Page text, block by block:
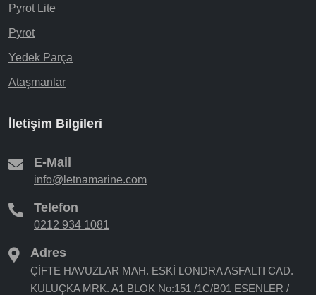
Pyrot Lite
Pyrot
Yedek Parça
Ataşmanlar
İletişim Bilgileri
E-Mail
info@letnamarine.com
Telefon
0212 934 1081
Adres
ÇİFTE HAVUZLAR MAH. ESKİ LONDRA ASFALTI CAD.
KULUÇKA MRK. A1 BLOK No:151 /1C/B01 ESENLER /